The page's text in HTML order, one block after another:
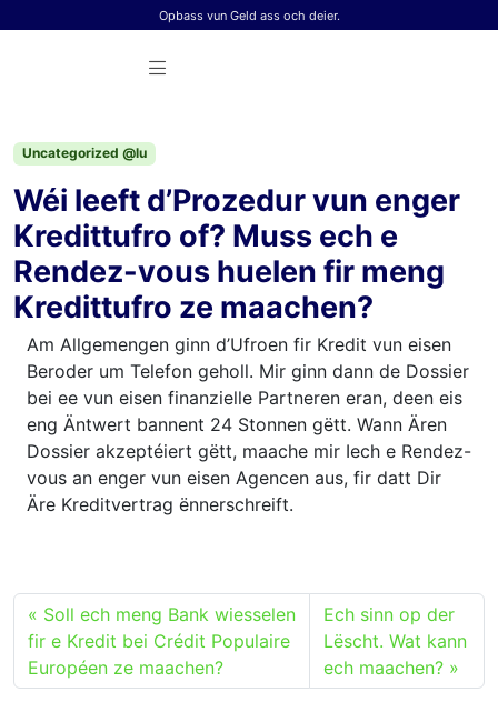
Opbass vun Geld ass och deier.
Uncategorized @lu
Wéi leeft d’Prozedur vun enger
Kredittufro of? Muss ech e
Rendez-vous huelen fir meng
Kredittufro ze maachen?
Am Allgemengen ginn d’Ufroen fir Kredit vun eisen
Beroder um Telefon geholl. Mir ginn dann de Dossier
bei ee vun eisen finanzielle Partneren eran, deen eis
eng Äntwert bannent 24 Stonnen gëtt. Wann Ären
Dossier akzeptéiert gëtt, maache mir Iech e Rendez-
vous an enger vun eisen Agencen aus, fir datt Dir
Äre Kreditvertrag ënnerschreift.
Soll ech meng Bank wiesselen
fir e Kredit bei Crédit Populaire
Européen ze maachen?
Ech sinn op der
Lëscht. Wat kann
ech maachen?